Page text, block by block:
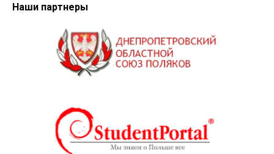
Наши партнеры